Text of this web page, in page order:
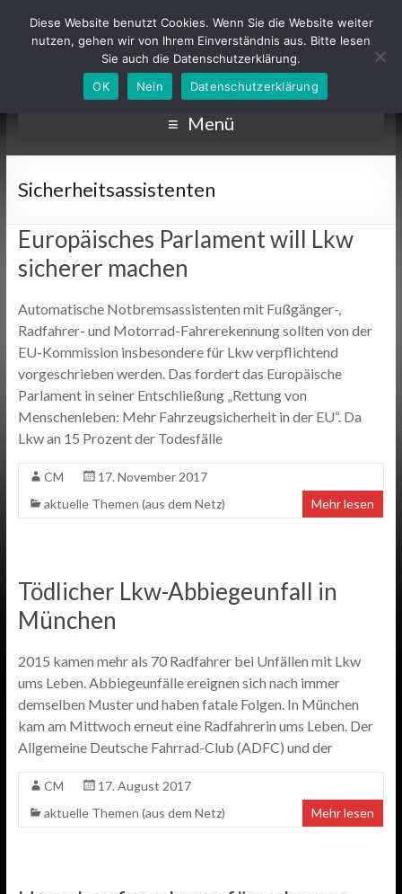
Menü
Sicherheitsassistenten
Europäisches Parlament will Lkw
sicherer machen
Automatische Notbremsassistenten mit Fußgänger-,
Radfahrer- und Motorrad-Fahrerekennung sollten von der
EU-Kommission insbesondere für Lkw verpflichtend
vorgeschrieben werden. Das fordert das Europäische
Parlament in seiner Entschließung „Rettung von
Menschenleben: Mehr Fahrzeugsicherheit in der EU“. Da
Lkw an 15 Prozent der Todesfälle
CM
17. November 2017
aktuelle Themen (aus dem Netz)
Mehr lesen
Tödlicher Lkw-Abbiegeunfall in
München
2015 kamen mehr als 70 Radfahrer bei Unfällen mit Lkw
ums Leben. Abbiegeunfälle ereignen sich nach immer
demselben Muster und haben fatale Folgen. In München
kam am Mittwoch erneut eine Radfahrerin ums Leben. Der
Allgemeine Deutsche Fahrrad-Club (ADFC) und der
CM
17. August 2017
aktuelle Themen (aus dem Netz)
Mehr lesen
Diese Website benutzt Cookies. Wenn Sie die Website weiter
nutzen, gehen wir von Ihrem Einverständnis aus. Bitte lesen
Sie auch die Datenschutzerklärung.
OK
Nein Datenschutzerklärung